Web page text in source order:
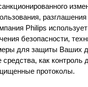
Philips
безопасности,
для защиты Ваших
как контроль
протоколы.